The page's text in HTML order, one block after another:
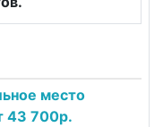
место
43 700р.